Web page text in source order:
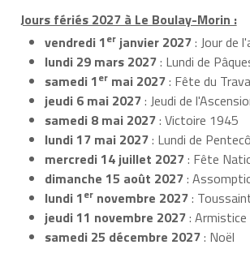
Jours fériés 2027 à Le Boulay-Morin :
vendredi 1er janvier 2027: Jour de
lundi 29 mars 2027: Lundi de
samedi 1er mai 2027: Fête du
jeudi 6 mai 2027: Jeudi de
samedi 8 mai 2027: Victoire 1945
lundi 17 mai 2027: Lundi de
mercredi 14 juillet 2027: Fête
dimanche 15 août 2027:
lundi 1er novembre 2027:
jeudi 11 novembre 2027:
samedi 25 décembre 2027: Noël